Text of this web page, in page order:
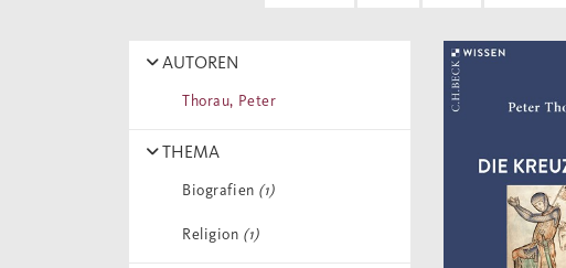
AUTOREN
Thorau, Peter
THEMA
Biografien (1)
Religion (1)